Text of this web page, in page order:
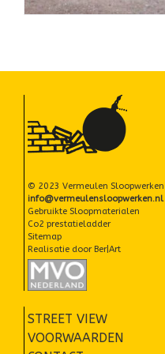
MVO ONDERNEMEN
NIEUWS
© 2023 Vermeulen Sloopwerken
info@vermeulensloopwerken.nl
Gebruikte Sloopmaterialen
Co2 prestatieladder
Sitemap
Realisatie door Ber|Art
STREET VIEW
VOORWAARDEN